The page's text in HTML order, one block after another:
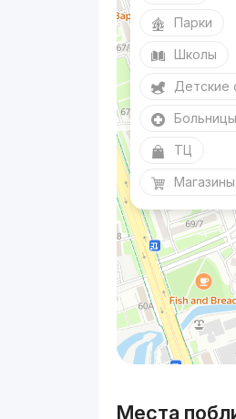
Парки
Школы
Детские
Больницы
ТЦ
Магазины
Места